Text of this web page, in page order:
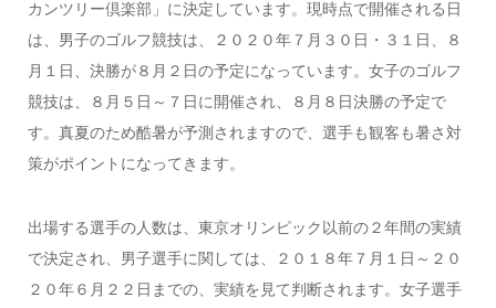
カンツリー倶楽部」に決定しています。現時点で開催される日
は、男子のゴルフ競技は、２０２０年７月３０日・３１日、８
月１日、決勝が８月２日の予定になっています。女子のゴルフ
競技は、８月５日～７日に開催され、８月８日決勝の予定で
す。真夏のため酷暑が予測されますので、選手も観客も暑さ対
策がポイントになってきます。
出場する選手の人数は、東京オリンピック以前の２年間の実績
で決定され、男子選手に関しては、２０１８年７月１日～２０
２０年６月２２日までの、実績を見て判断されます。女子選手